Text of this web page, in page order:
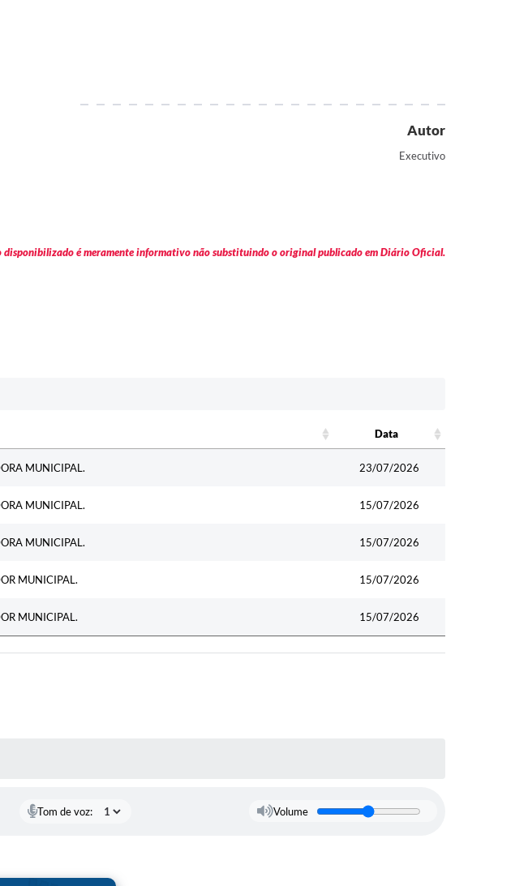
Autor
Executivo
disponibilizado é meramente informativo não substituindo o original publicado em Diário Oficial.
Data
MUNICIPAL. 23/07/2026
MUNICIPAL. 15/07/2026
MUNICIPAL. 15/07/2026
MUNICIPAL. 15/07/2026
MUNICIPAL. 15/07/2026
Tom de voz: Volume